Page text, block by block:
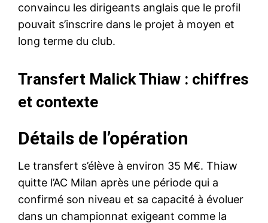
convaincu les dirigeants anglais que le profil
pouvait s’inscrire dans le projet à moyen et
long terme du club.
Transfert Malick Thiaw : chiffres
et contexte
Détails de l’opération
Le transfert s’élève à environ 35 M€. Thiaw
quitte l’AC Milan après une période qui a
confirmé son niveau et sa capacité à évoluer
dans un championnat exigeant comme la